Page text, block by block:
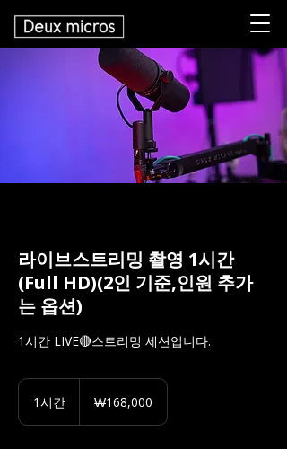
라이브스트리밍 촬영 1시간
(Full HD)(2인 기준,인원 추가
는 옵션)
1시간 LIVE🔴스트리밍 세션입니다.
1시간 ₩168,000